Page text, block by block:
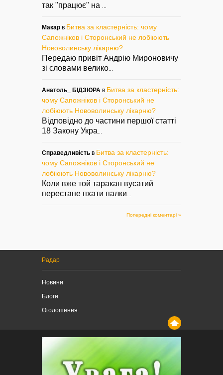
так "працює" на
Макар в Битва за кластерність: чому
Сапожніков і Сторонський не лобіюють
Нововолинську лікарню?
Передаю привіт Андрію Мироновичу
зі словами велико
Анатоль_ БІДЗЮРА в Битва за кластерність:
чому Сапожніков і Сторонський не
лобіюють Нововолинську лікарню?
Відповідно до частини першої статті
18 Закону Укра
Справедливість в Битва за кластерність:
чому Сапожніков і Сторонський не
лобіюють Нововолинську лікарню?
Коли вже той таракан вусатий
перестане пхати палки
Попередні коментарі »
Радар
Новини
Блоги
Оголошення